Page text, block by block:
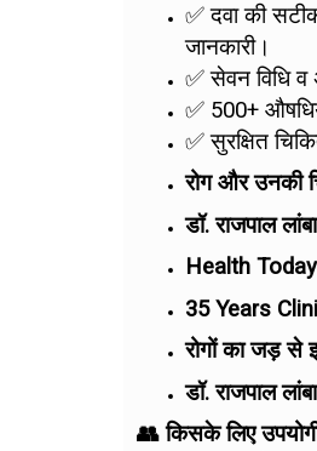
✅ दवा की
जानकारी।
✅ सेवन विधि
✅ 500+
✅ सुरक्षित
रोग और उनकी
डॉ. राजपाल
Health
35 Years
रोगों का जड़ से
डॉ. राजपाल
👥 किसके लिए